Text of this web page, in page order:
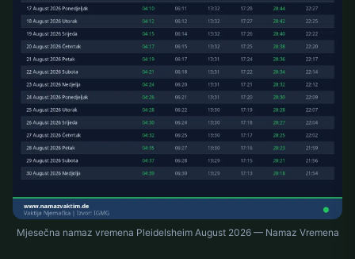
Mjesečna namaz vremena Pleidelsheim August 2026 — Namaz Vremena